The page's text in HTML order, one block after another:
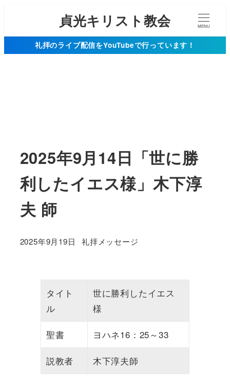
貞光キリスト教会 MENU
礼拝のライブ配信をYouTubeで行っています！
2025年9月14日「世に勝
利したイエス様」木下淳
夫 師
投稿日
2025年9月19日 カテゴリー
礼拝メッセージ
タイト
ル
世に勝利したイエス
様
聖書 ヨハネ16：25～33
説教者 木下淳夫師